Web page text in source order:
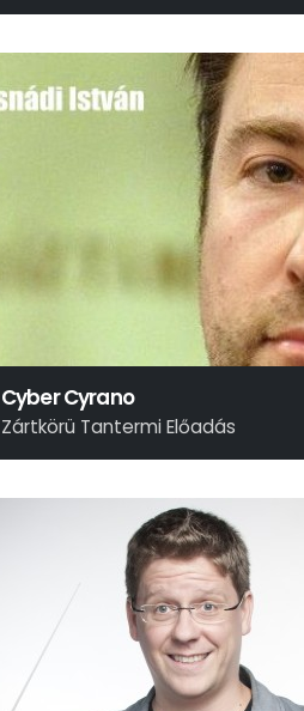
Presser – Sztevanovity – Horváth
Cyber Cyrano
Zártkörü Tantermi Előadás
Tasnádi István